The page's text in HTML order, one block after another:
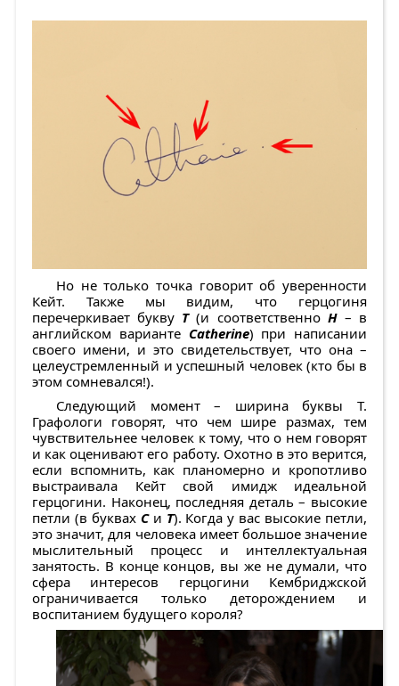
Но не только точка говорит об уверенности
Кейт. Также мы видим, что герцогиня
перечеркивает букву Т(и соответственно Н– в
английском варианте Catherine) при написании
своего имени, и это свидетельствует, что она –
целеустремленный и успешный человек (кто бы в
этом сомневался!).
Следующий момент – ширина буквы Т.
Графологи говорят, что чем шире размах, тем
чувствительнее человек к тому, что о нем говорят
и как оценивают его работу. Охотно в это верится,
если вспомнить, как планомерно и кропотливо
выстраивала Кейт свой имидж идеальной
герцогини. Наконец, последняя деталь – высокие
петли (в буквах С и Т). Когда у вас высокие петли,
это значит, для человека имеет большое значение
мыслительный процесс и интеллектуальная
занятость. В конце концов, вы же не думали, что
сфера интересов герцогини Кембриджской
ограничивается только деторождением и
воспитанием будущего короля?